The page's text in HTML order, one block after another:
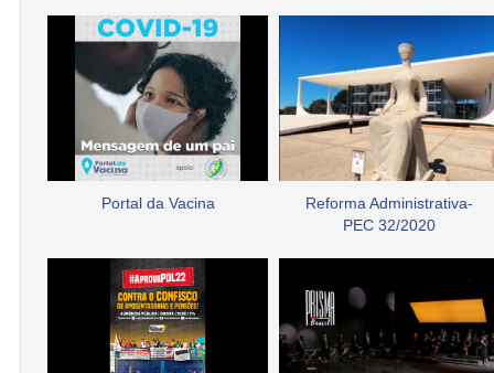
Portal da Vacina
Reforma Administrativa-
PEC 32/2020